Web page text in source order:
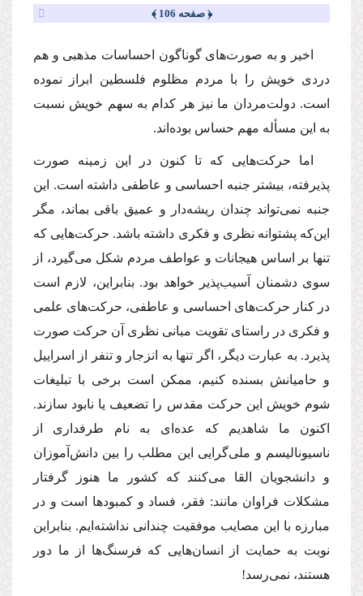
﴿ صفحه 106 ﴾
اخیر و به صورت‌هاى گوناگون احساسات مذهبى و هم
دردى خویش را با مردم مظلوم فلسطین ابراز نموده
است. دولت‌مردان ما نیز هر كدام به سهم خویش نسبت
به این مسأله مهم حساس بوده‌اند.
اما حركت‌هایى كه تا كنون در این زمینه صورت
پذیرفته، بیشتر جنبه احساسى و عاطفى داشته است. این
جنبه نمى‌تواند چندان ریشه‌دار و عمیق باقى بماند، مگر
این‌كه پشتوانه نظرى و فكرى داشته باشد. حركت‌هایى كه
تنها بر اساس هیجانات و عواطف مردم شكل مى‌گیرد، از
سوى دشمنان آسیب‌پذیر خواهد بود. بنابراین، لازم است
در كنار حركت‌هاى احساسى و عاطفى، حركت‌هاى علمى
و فكرى در راستاى تقویت مبانى نظرى آن حركت صورت
پذیرد. به عبارت دیگر، اگر تنها به انزجار و تنفر از اسراییل
و حامیانش بسنده كنیم، ممكن است برخى با تبلیغات
شوم خویش این حركت مقدس را تضعیف یا نابود سازند.
اكنون ما شاهدیم كه عده‌اى به نام طرفدارى از
ناسیونالیسم و ملى‌گرایى این مطلب را بین دانش‌آموزان
و دانشجویان القا مى‌كنند كه كشور ما هنوز گرفتار
مشكلات فراوان مانند: فقر، فساد و كمبودها است و در
مبارزه با این مصایب موفقیت چندانى نداشته‌ایم. بنابراین
نوبت به حمایت از انسان‌هایى كه فرسنگ‌ها از ما دور
هستند، نمى‌رسد!